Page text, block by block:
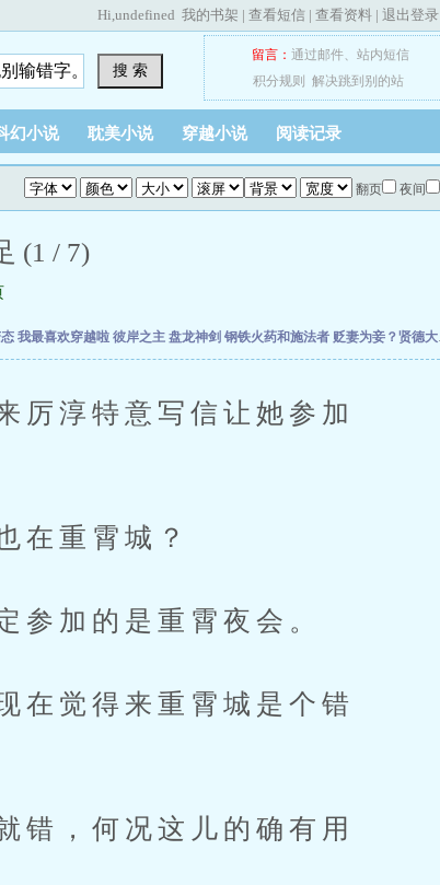
Hi,undefined 我的书架 | 查看短信 | 查看资料 | 退出登录
搜 索
留言： 通过邮件、 站内短信
积分规则
解决跳到别的站
幻小说 耽美小说 穿越小说 阅读记录
翻页 夜间
(1 / 7)
我最喜欢穿越啦 彼岸之主 盘龙神剑 钢铁火药和施法者 贬妻为妾？贤德大妇她掀桌了
淳特意写信让她参加
重霄城？
加的是重霄夜会。
觉得来重霄城是个错
，何况这儿的确有用